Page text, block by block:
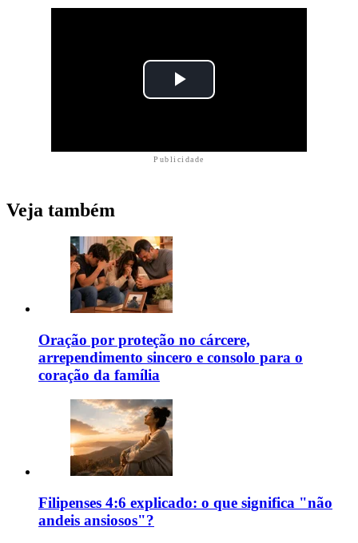
Publicidade
Veja também
Oração por proteção no cárcere,
arrependimento sincero e consolo para o
coração da família
Filipenses 4:6 explicado: o que significa "não
andeis ansiosos"?